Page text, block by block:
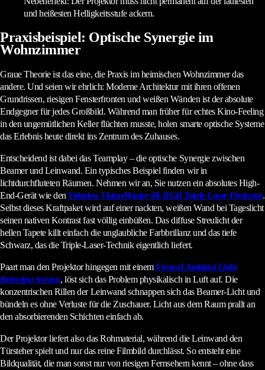
und heißesten Helligkeitsstufe ackern.
Praxisbeispiel: Optische Synergie im
Wohnzimmer
Graue Theorie ist das eine, die Praxis im heimischen Wohnzimmer das
andere. Und seien wir ehrlich: Moderne Architektur mit ihren offenen
Grundrissen, riesigen Fensterfronten und weißen Wänden ist der absolute
Endgegner für jedes Großbild. Während man früher für echtes Kino-Feeling
in den ungemütlichen Keller flüchten musste, holen smarte optische Systeme
das Erlebnis heute direkt ins Zentrum des Zuhauses.
Entscheidend ist dabei das Teamplay – die optische Synergie zwischen
Beamer und Leinwand. Ein typisches Beispiel finden wir in
lichtdurchfluteten Räumen. Nehmen wir an, Sie nutzen ein absolutes High-
End-Gerät wie den Valerion VisionMaster 4K RGB Triple Laser Projector.
Selbst dieses Kraftpaket wird auf einer nackten, weißen Wand bei Tageslicht
seinen nativen Kontrast fast völlig einbüßen. Das diffuse Streulicht der
hellen Tapete killt einfach die unglaubliche Farbbrillanz und das tiefe
Schwarz, das die Triple-Laser-Technik eigentlich liefert.
Paart man den Projektor hingegen mit einem Fresnel Ambient Light
Rejecting Screen, löst sich das Problem physikalisch in Luft auf. Die
konzentrischen Rillen der Leinwand schnappen sich das Beamer-Licht und
bündeln es ohne Verluste für die Zuschauer. Licht aus dem Raum prallt an
den absorbierenden Schichten einfach ab.
Der Projektor liefert also das Rohmaterial, während die Leinwand den
Türsteher spielt und nur das reine Filmbild durchlässt. So entsteht eine
Bildqualität, die man sonst nur von riesigen Fernsehern kennt – ohne dass